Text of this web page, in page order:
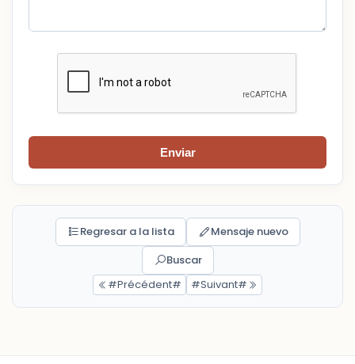
Enviar
Regresar a la lista
Mensaje nuevo
Buscar
#Précédent#
#Suivant#